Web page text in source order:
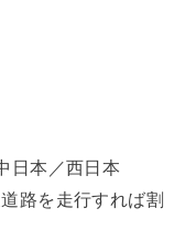
日本／西日本
路を走行すれば割